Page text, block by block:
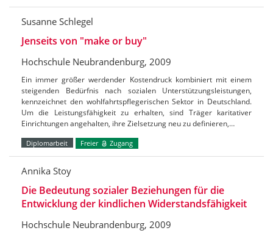
Susanne Schlegel
Jenseits von "make or buy"
Hochschule Neubrandenburg, 2009
Ein immer größer werdender Kostendruck kombiniert mit einem
steigenden Bedürfnis nach sozialen Unterstützungsleistungen,
kennzeichnet den wohlfahrtspflegerischen Sektor in Deutschland.
Um die Leistungsfähigkeit zu erhalten, sind Träger karitativer
Einrichtungen angehalten, ihre Zielsetzung neu zu definieren,…
Diplomarbeit Freier Zugang
Annika Stoy
Die Bedeutung sozialer Beziehungen für die
Entwicklung der kindlichen Widerstandsfähigkeit
Hochschule Neubrandenburg, 2009